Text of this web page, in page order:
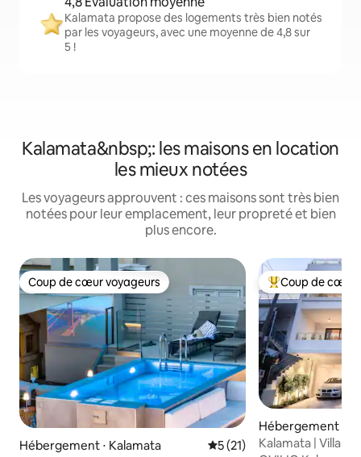
Kalamata propose des logements très bien notés
par les voyageurs, avec une moyenne de 4,8 sur
5 !
Kalamata&nbsp;: les maisons en location
les mieux notées
Les voyageurs approuvent : ces maisons sont très bien
notées pour leur emplacement, leur propreté et bien
plus encore.
Coup de cœur voyageurs
Coup de cœur voyageurs
Hébergement ⋅ Kalamata Évaluation moyenne sur la
5 (21)
Coups de cœur
Coup de cœur
Hébergement ⋅
Kalamata | Villa